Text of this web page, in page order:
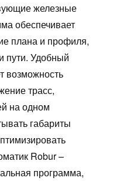
железные
обеспечивает
плана и профиля,
пути. Удобный
возможность
трасс,
на одном
габариты
Robur –
программа,